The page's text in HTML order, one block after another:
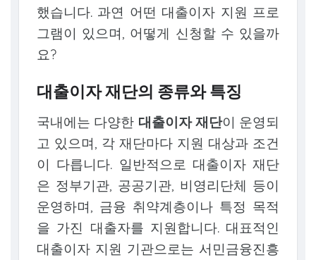
했습니다. 과연 어떤 대출이자 지원 프로
그램이 있으며, 어떻게 신청할 수 있을까
요?
대출이자 재단의 종류와 특징
국내에는 다양한 대출이자 재단이 운영되
고 있으며, 각 재단마다 지원 대상과 조건
이 다릅니다. 일반적으로 대출이자 재단
은 정부기관, 공공기관, 비영리단체 등이
운영하며, 금융 취약계층이나 특정 목적
을 가진 대출자를 지원합니다. 대표적인
대출이자 지원 기관으로는 서민금융진흥